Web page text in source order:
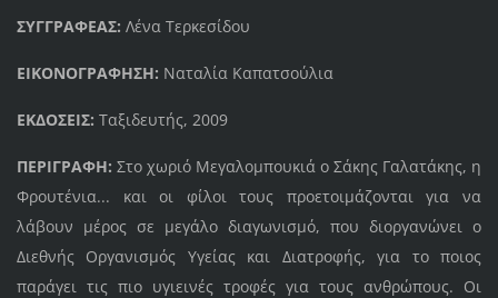
ΣΥΓΓΡΑΦΕΑΣ: Λένα Τερκεσίδου
ΕΙΚΟΝΟΓΡΑΦΗΣΗ: Ναταλία Καπατσούλια
ΕΚΔΟΣΕΙΣ: Ταξιδευτής, 2009
ΠΕΡΙΓΡΑΦΗ: Στο χωριό Μεγαλομπουκιά ο Σάκης Γαλατάκης, η
Φρουτένια... και οι φίλοι τους προετοιμάζονται για να
λάβουν μέρος σε μεγάλο διαγωνισμό, που διοργανώνει ο
Διεθνής Οργανισμός Υγείας και Διατροφής, για το ποιος
παράγει τις πιο υγιεινές τροφές για τους ανθρώπους. Οι